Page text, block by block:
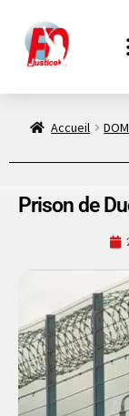
Accueil
Prison de